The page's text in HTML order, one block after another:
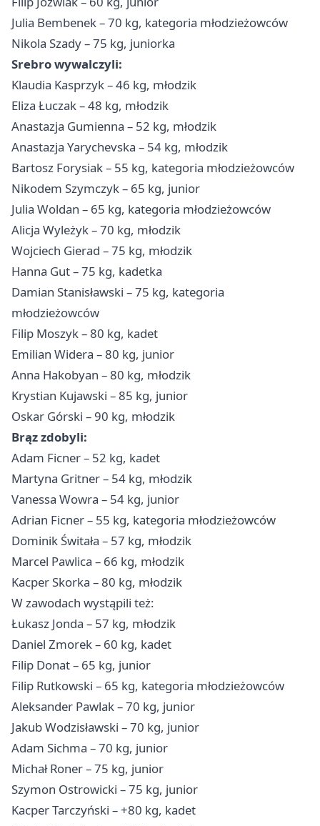
Julia Bembenek – 70 kg, kategoria młodzieżowców
Nikola Szady – 75 kg, juniorka
Srebro wywalczyli:
Klaudia Kasprzyk – 46 kg, młodzik
Eliza Łuczak – 48 kg, młodzik
Anastazja Gumienna – 52 kg, młodzik
Anastazja Yarychevska – 54 kg, młodzik
Bartosz Forysiak – 55 kg, kategoria młodzieżowców
Nikodem Szymczyk – 65 kg, junior
Julia Woldan – 65 kg, kategoria młodzieżowców
Alicja Wyleżyk – 70 kg, młodzik
Wojciech Gierad – 75 kg, młodzik
Hanna Gut – 75 kg, kadetka
Damian Stanisławski – 75 kg, kategoria
młodzieżowców
Filip Moszyk – 80 kg, kadet
Emilian Widera – 80 kg, junior
Anna Hakobyan – 80 kg, młodzik
Krystian Kujawski – 85 kg, junior
Oskar Górski – 90 kg, młodzik
Brąz zdobyli:
Adam Ficner – 52 kg, kadet
Martyna Gritner – 54 kg, młodzik
Vanessa Wowra – 54 kg, junior
Adrian Ficner – 55 kg, kategoria młodzieżowców
Dominik Świtała – 57 kg, młodzik
Marcel Pawlica – 66 kg, młodzik
Kacper Skorka – 80 kg, młodzik
W zawodach wystąpili też:
Łukasz Jonda – 57 kg, młodzik
Daniel Zmorek – 60 kg, kadet
Filip Donat – 65 kg, junior
Filip Rutkowski – 65 kg, kategoria młodzieżowców
Aleksander Pawlak – 70 kg, junior
Jakub Wodzisławski – 70 kg, junior
Adam Sichma – 70 kg, junior
Michał Roner – 75 kg, junior
Szymon Ostrowicki – 75 kg, junior
Kacper Tarczyński – +80 kg, kadet